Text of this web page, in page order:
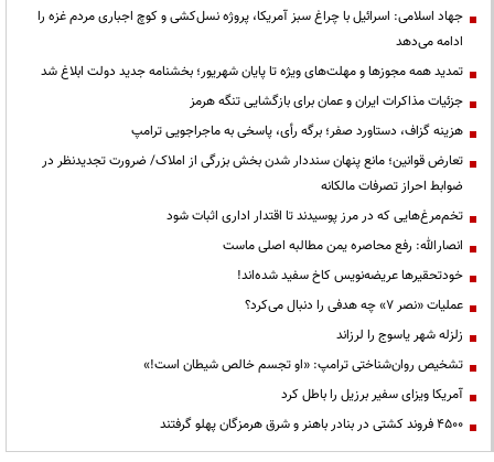
جهاد اسلامی: اسرائیل با چراغ سبز آمریکا، پروژه نسل‌کشی و کوچ اجباری مردم غزه را
ادامه می‌دهد
تمدید همه مجوزها و مهلت‌های ویژه تا پایان شهریور؛ بخشنامه جدید دولت ابلاغ شد
جزئیات مذاکرات ایران و عمان برای بازگشایی تنگه هرمز
هزینه گزاف، دستاورد صفر؛ برگه رأی، پاسخی به ماجراجویی ترامپ
تعارض قوانین؛ مانع پنهان سنددار شدن بخش بزرگی از املاک/ ضرورت تجدیدنظر در
ضوابط احراز تصرفات مالکانه
تخم‌مرغ‌هایی که در مرز پوسیدند تا اقتدار اداری اثبات شود
انصارالله: رفع محاصره یمن مطالبه اصلی ماست
خودتحقیرها عریضه‌نویس کاخ سفید شده‌اند!
عملیات «نصر ۷» چه هدفی را دنبال می‌کرد؟
زلزله شهر یاسوج را لرزاند
تشخیص روان‌شناختی ترامپ: «او تجسم خالص شیطان است!»
آمریکا ویزای سفیر برزیل را باطل کرد
۴۵۰۰ فروند کشتی در بنادر باهنر و شرق هرمزگان پهلو گرفتند